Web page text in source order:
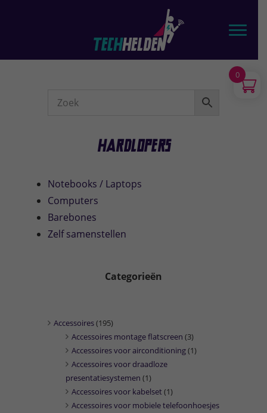
hoofd
Webshop
Hardlopers
Notebooks / Laptops
Computers
Barebones
Zelf samenstellen
Categorieën
Accessoires(195)
Accessoires montage flatscreen (3)
Accessoires voor airconditioning(1)
Accessoires voor draadloze
presentatiesystemen (1)
Accessoires voor kabelset(1)
Accessoires voor mobiele telefoonhoesjes
0